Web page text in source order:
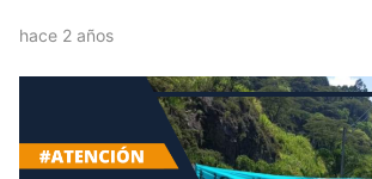
hace 2 años